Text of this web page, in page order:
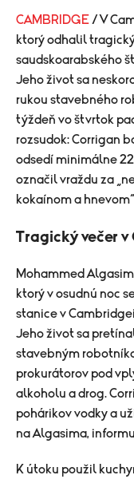
CAMBRIDGE / V
ktorý odhalil
saudskoarabského
Jeho život sa
rukou stavebného
týždeň vo štvrtok
rozsudok: Corrigan
odsedí minimálne
označil vraždu za
kokaínom a
Tragický večer
Mohammed
ktorý v osudnú noc
stanice v
Jeho život sa
stavebným
prokurátorov pod
alkoholu a drog.
pohárikov vodky a
na Algasima,
K útoku použil